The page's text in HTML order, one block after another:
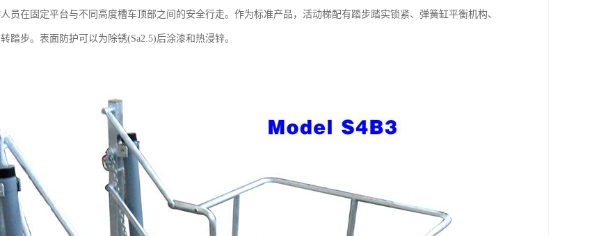
员在固定平台与不同高度槽车顶部之间的安全行走。作为标准产品，活动梯配有踏步踏实锁紧、弹簧缸平衡机构、
踏步。表面防护可以为除锈(Sa2.5)后涂漆和热浸锌。